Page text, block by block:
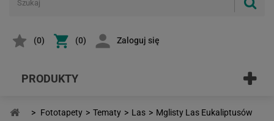
(0) (0) Zaloguj się
PRODUKTY
> Fototapety > Tematy > Las > Mglisty Las Eukaliptusów